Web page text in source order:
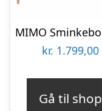
kr. 1.799,00
Gå til shop